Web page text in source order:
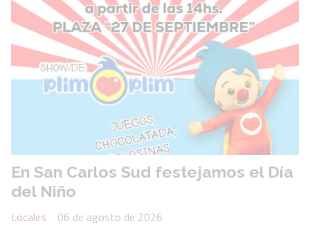
En San Carlos Sud festejamos el Día
del Niño
Locales
06 de agosto de 2026